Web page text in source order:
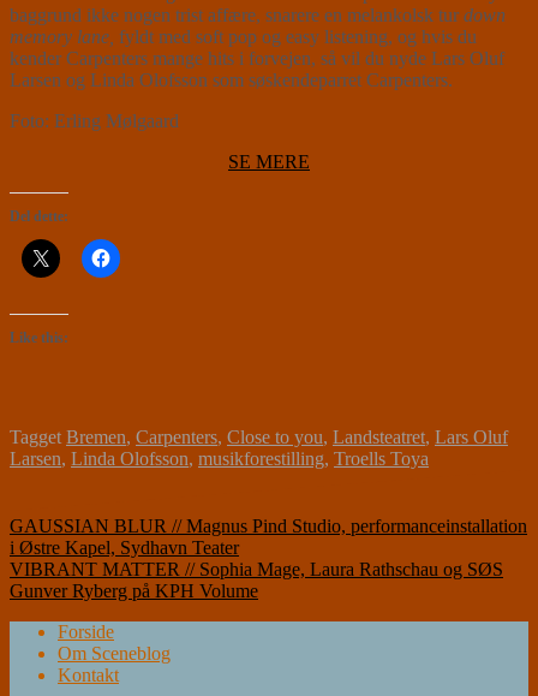
baggrund ikke nogen trist affære, snarere en melankolsk tur down
memory lane, fyldt med soft pop og easy listening, og hvis du
kender Carpenters mange hits i forvejen, så vil du nyde Lars Oluf
Larsen og Linda Olofsson som søskendeparret Carpenters.
Foto: Erling Mølgaard
SE MERE
Del dette:
Like this:
TaggetBremen, Carpenters, Close to you, Landsteatret, Lars Oluf
Larsen, Linda Olofsson, musikforestilling, Troells Toya
Indlægsnavigation
GAUSSIAN BLUR // Magnus Pind Studio, performanceinstallation
i Østre Kapel, Sydhavn Teater
VIBRANT MATTER // Sophia Mage, Laura Rathschau og SØS
Gunver Ryberg på KPH Volume
Forside
Om Sceneblog
Kontakt